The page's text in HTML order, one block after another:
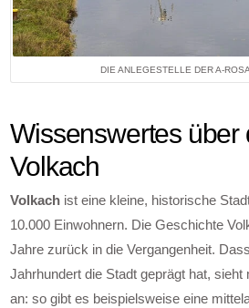
DIE ANLEGESTELLE DER A-
Wissenswertes über
Volkach
Volkach ist eine kleine, historische
10.000 Einwohnern. Die Geschichte
Jahre zurück in die Vergangenheit.
Jahrhundert die Stadt geprägt hat,
an: so gibt es beispielsweise eine